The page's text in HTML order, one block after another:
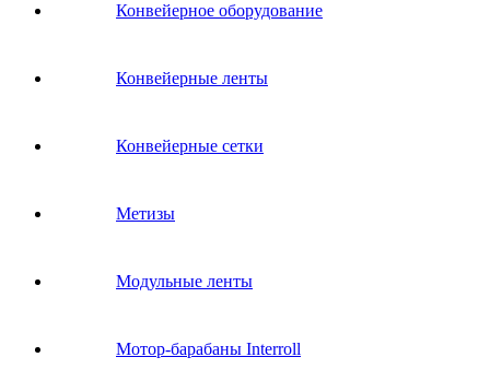
Конвейерное оборудование
Конвейерные ленты
Конвейерные сетки
Метизы
Модульные ленты
Мотор-барабаны Interroll